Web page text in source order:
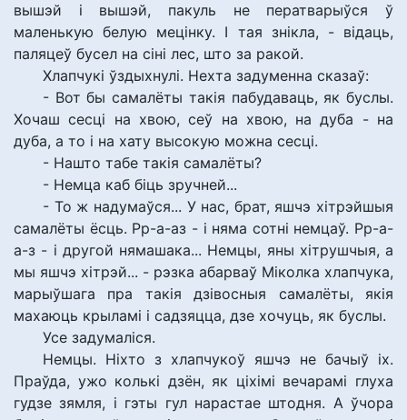
вышэй і вышэй, пакуль не ператварыўся ў
маленькую белую мецінку. І тая знікла, - відаць,
паляцеў бусел на сіні лес, што за ракой.
Хлапчукі ўздыхнулі. Нехта задуменна сказаў:
- Вот бы самалёты такія пабудаваць, як буслы.
Хочаш сесці на хвою, сеў на хвою, на дуба - на
дуба, а то і на хату высокую можна сесці.
- Нашто табе такія самалёты?
- Немца каб біць зручней...
- То ж надумаўся... У нас, брат, яшчэ хітрэйшыя
самалёты ёсць. Рр-а-аз - і няма сотні немцаў. Рр-а-
а-з - і другой нямашака... Немцы, яны хітрушчыя, а
мы яшчэ хітрэй... - рэзка абарваў Міколка хлапчука,
марыўшага пра такія дзівосныя самалёты, якія
махаюць крыламі і садзяцца, дзе хочуць, як буслы.
Усе задумаліся.
Немцы. Ніхто з хлапчукоў яшчэ не бачыў іх.
Праўда, ужо колькі дзён, як ціхімі вечарамі глуха
гудзе зямля, і гэты гул нарастае штодня. А ўчора